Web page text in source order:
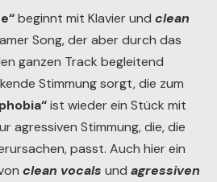
beginnt mit Klavier und clean
Song, der aber durch das
ganzen Track begleitend
Stimmung sorgt, die zum
ist wieder ein Stück mit
agressiven Stimmung, die, die
passt. Auch hier ein
clean vocals und agressiven